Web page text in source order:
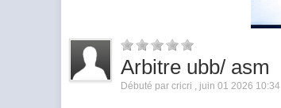
Arbitre ubb/ asm
Débuté parcricri , juin 01 2026 10:34